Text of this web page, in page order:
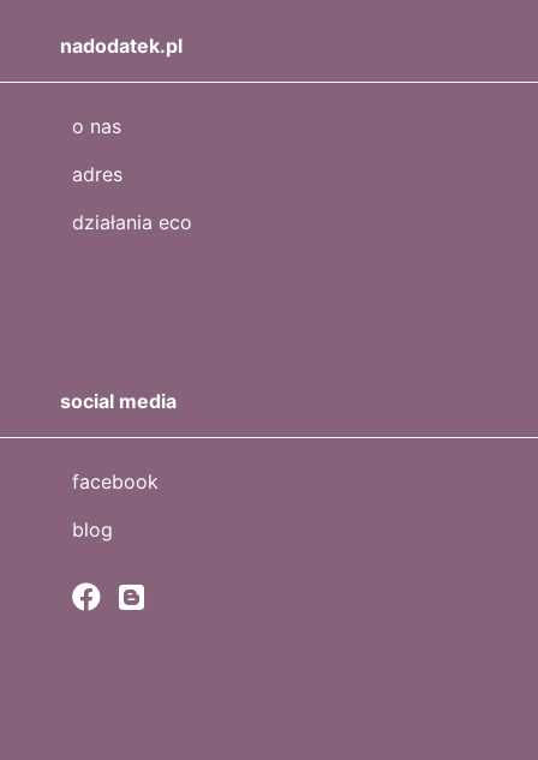
nadodatek.pl
o nas
adres
działania eco
social media
facebook
blog